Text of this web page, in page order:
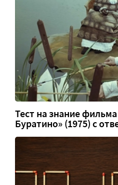
Тест на знание
Буратино» (1975) с